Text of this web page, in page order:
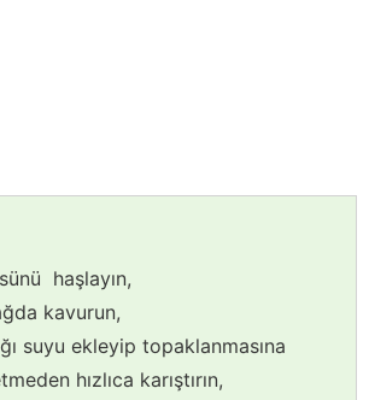
haşlayın,
kavurun,
suyu ekleyip topaklanmasına
hızlıca karıştırın,